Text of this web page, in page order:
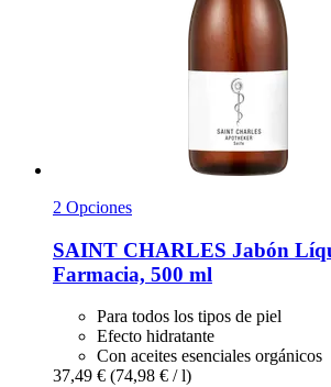
2 Opciones
SAINT CHARLES Jabón
Farmacia, 500 ml
Para todos los tipos de piel
Efecto hidratante
Con aceites esenciales orgánicos
37,49 € (74,98 € / l)